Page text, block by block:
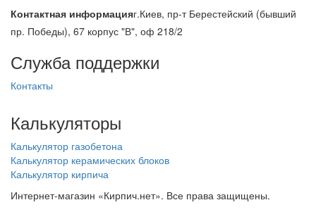
Контактная информацияг.Киев, пр-т Берестейский (бывший
пр. Победы), 67 корпус "В", оф 218/2
Служба поддержки
Контакты
Калькуляторы
Калькулятор газобетона
Калькулятор керамических блоков
Калькулятор кирпича
Интернет-магазин «Кирпич.нет». Все права защищены.